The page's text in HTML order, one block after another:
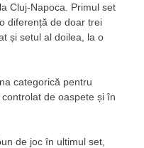
Cluj-Napoca. Primul set
diferență de doar trei
și setul al doilea, la o
categorică pentru
de oaspete și în
de joc în ultimul set,